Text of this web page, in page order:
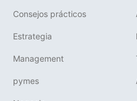
Consejos prácticos
Estrategia
Management
pymes